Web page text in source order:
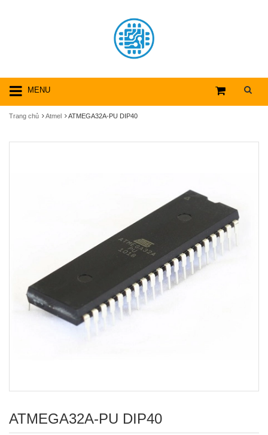
MENU
Trang chủ Atmel ATMEGA32A-PU DIP40
ATMEGA32A-PU DIP40